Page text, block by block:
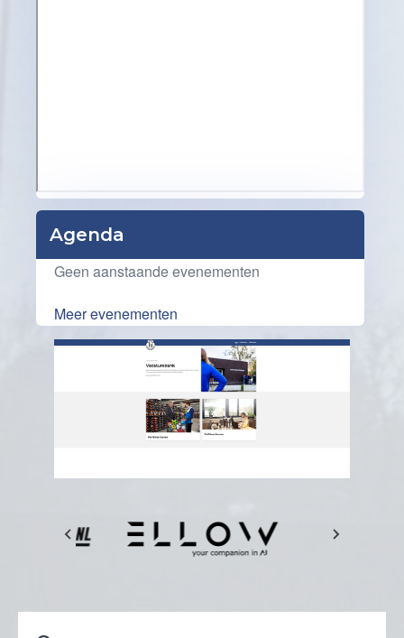
Agenda
Geen aanstaande evenementen
Meer evenementen